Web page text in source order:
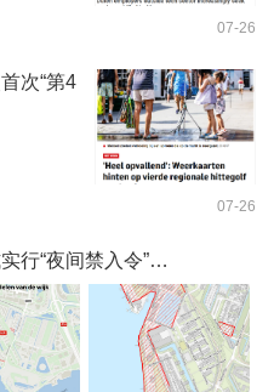
07-26
次“第4
07-26
行“夜间禁入令”…